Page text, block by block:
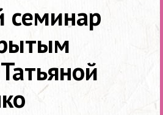
семинар